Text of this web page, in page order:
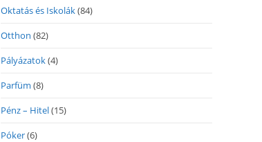
Oktatás és Iskolák(84)
Otthon (82)
Pályázatok(4)
Parfüm (8)
Pénz – Hitel(15)
Póker(6)